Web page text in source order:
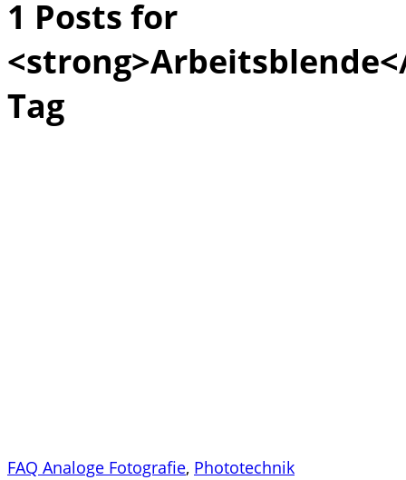
1 Posts for
Tag
FAQ Analoge Fotografie, Phototechnik